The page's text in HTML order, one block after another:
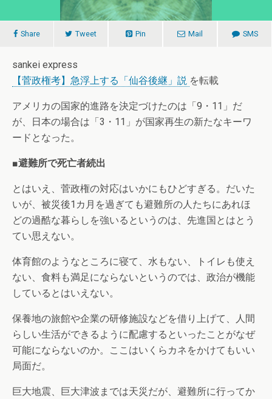
Share Tweet Pin Mail SMS
sankei express
【菅政権考】急浮上する「仙谷後継」説 を転載
アメリカの国家的進路を決定づけたのは「9・11」だ
が、日本の場合は「3・11」が国家再生の新たなキーワ
ードとなった。
■避難所で死亡者続出
とはいえ、菅政権の対応はいかにもひどすぎる。だいた
いが、被災後1カ月を過ぎても避難所の人たちにあれほ
どの過酷な暮らしを強いるというのは、先進国とはとう
てい思えない。
体育館のようなところに寝て、水もない、トイレも使え
ない、食料も満足にならないというのでは、政治が機能
しているとはいえない。
保養地の旅館や企業の研修施設などを借り上げて、人間
らしい生活ができるように配慮するといったことがなぜ
可能にならないのか。ここはいくらカネをかけてもいい
局面だ。
巨大地震、巨大津波までは天災だが、避難所に行ってか